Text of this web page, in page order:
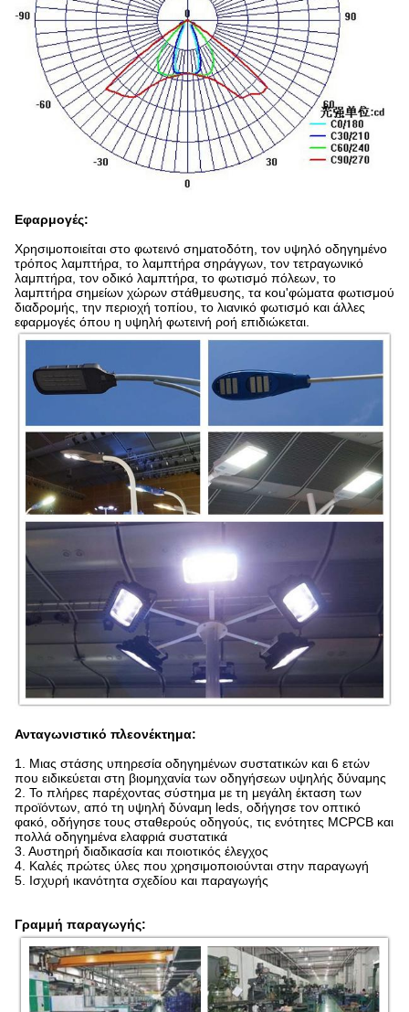
Εφαρμογές:
Χρησιμοποιείται στο φωτεινό σηματοδότη, τον υψηλό οδηγημένο
τρόπος λαμπτήρα, το λαμπτήρα σηράγγων, τον τετραγωνικό
λαμπτήρα, τον οδικό λαμπτήρα, το φωτισμό πόλεων, το
λαμπτήρα σημείων χώρων στάθμευσης, τα κοu'φώματα φωτισμού
διαδρομής, την περιοχή τοπίου, το λιανικό φωτισμό και άλλες
εφαρμογές όπου η υψηλή φωτεινή ροή επιδιώκεται.
Ανταγωνιστικό πλεονέκτημα:
1. Μιας στάσης υπηρεσία οδηγημένων συστατικών και 6 ετών
που ειδικεύεται στη βιομηχανία των οδηγήσεων υψηλής δύναμης
2. Το πλήρες παρέχοντας σύστημα με τη μεγάλη έκταση των
προϊόντων, από τη υψηλή δύναμη leds, οδήγησε τον οπτικό
φακό, οδήγησε τους σταθερούς οδηγούς, τις ενότητες MCPCB και
πολλά οδηγημένα ελαφριά συστατικά
3. Αυστηρή διαδικασία και ποιοτικός έλεγχος
4. Καλές πρώτες ύλες που χρησιμοποιούνται στην παραγωγή
5. Ισχυρή ικανότητα σχεδίου και παραγωγής
Γραμμή παραγωγής: